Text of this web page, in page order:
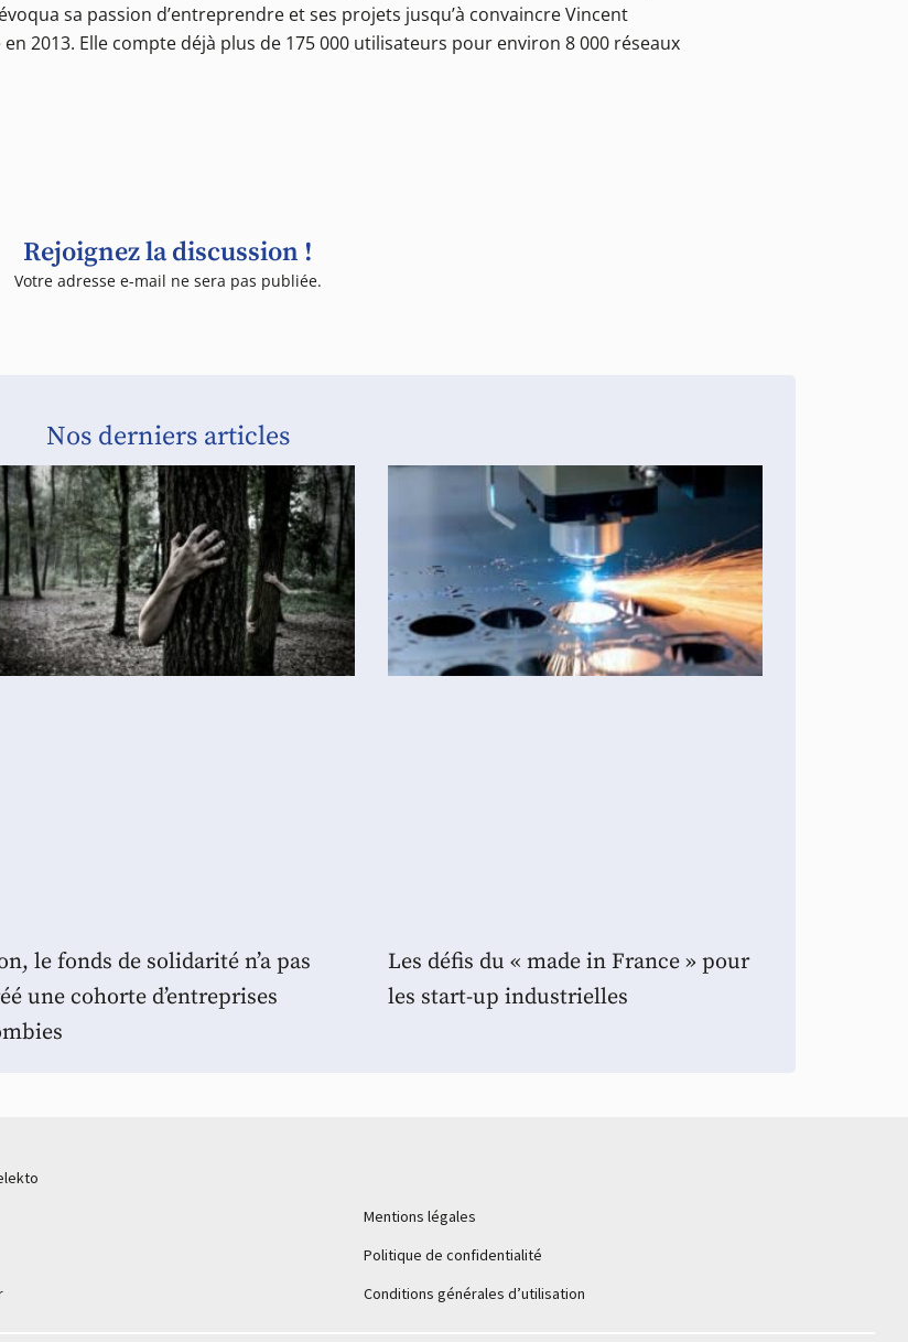
sa passion d’entreprendre et ses projets jusqu’à convaincre Vincent
2013. Elle compte déjà plus de 175 000 utilisateurs pour environ 8 000 réseaux
Rejoignez la discussion !
Votre adresse e-mail ne sera pas publiée.
Nos derniers articles
le fonds de solidarité n’a pas
une cohorte d’entreprises
Les défis du « made in France » pour
les start-up industrielles
Mentions légales
Politique de confidentialité
Conditions générales d’utilisation